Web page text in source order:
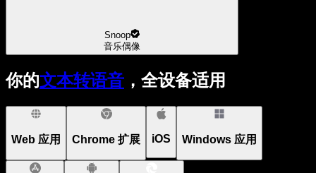
Snoop
音乐偶像
你的文本转语音 ，全设备适用
Web 应用 Chrome 扩展 iOS Windows 应用